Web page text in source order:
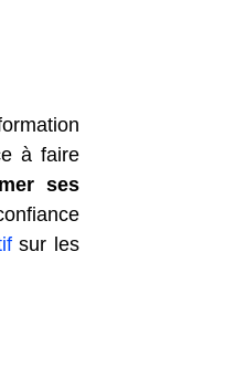
à faire
ses
sur les